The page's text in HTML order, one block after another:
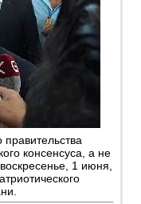
консенсуса, а не
1 июня,